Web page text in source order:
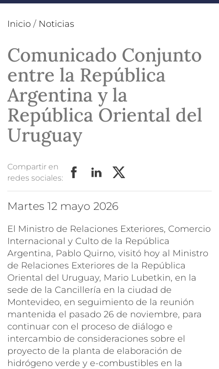
Inicio / Noticias
Comunicado Conjunto
entre la República
Argentina y la
República Oriental del
Uruguay
Compartir en
redes sociales:
martes 12 mayo 2026
El Ministro de Relaciones Exteriores, Comercio
Internacional y Culto de la República
Argentina, Pablo Quirno, visitó hoy al Ministro
de Relaciones Exteriores de la República
Oriental del Uruguay, Mario Lubetkin, en la
sede de la Cancillería en la ciudad de
Montevideo, en seguimiento de la reunión
mantenida el pasado 26 de noviembre, para
continuar con el proceso de diálogo e
intercambio de consideraciones sobre el
proyecto de la planta de elaboración de
hidrógeno verde y e-combustibles en la